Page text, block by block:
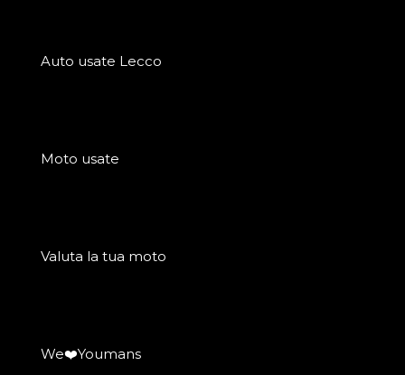
Auto usate Lecco
Moto usate
Valuta la tua moto
We❤️Youmans